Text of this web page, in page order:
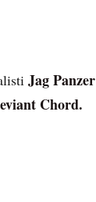
Jag Panzer
Chord.